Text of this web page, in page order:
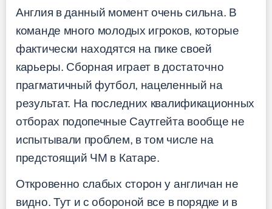
Англия в данный момент очень сильна. В
команде много молодых игроков, которые
фактически находятся на пике своей
карьеры. Сборная играет в достаточно
прагматичный футбол, нацеленный на
результат. На последних квалификационных
отборах подопечные Саутгейта вообще не
испытывали проблем, в том числе на
предстоящий ЧМ в Катаре.
Откровенно слабых сторон у англичан не
видно. Тут и с обороной все в порядке и в